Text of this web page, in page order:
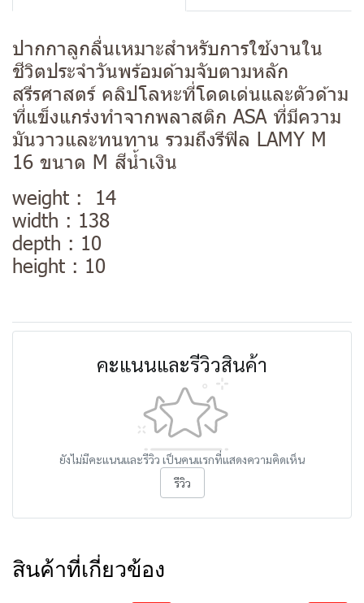
ปากกาลูกลื่นเหมาะสำหรับการใช้งานใน
ชีวิตประจำวันพร้อมด้ามจับตามหลัก
สรีรศาสตร์ คลิปโลหะที่โดดเด่นและตัวด้าม
ที่แข็งแกร่งทำจากพลาสติก ASA ที่มีความ
มันวาวและทนทาน รวมถึงรีฟิล LAMY M
16 ขนาด M สีน้ำเงิน
weight : 14
width : 138
depth : 10
height : 10
คะแนนและรีวิวสินค้า
ยังไม่มีคะแนนและรีวิว เป็นคนแรกที่แสดงความคิดเห็น
รีวิว
สินค้าที่เกี่ยวข้อง